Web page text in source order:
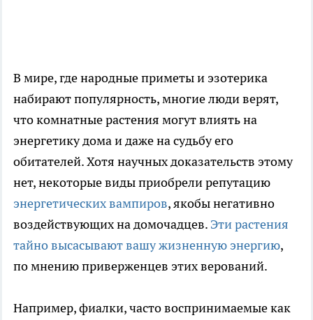
В мире, где народные приметы и эзотерика
набирают популярность, многие люди верят,
что комнатные растения могут влиять на
энергетику дома и даже на судьбу его
обитателей. Хотя научных доказательств этому
нет, некоторые виды приобрели репутацию
энергетических вампиров, якобы негативно
воздействующих на домочадцев. Эти растения
тайно высасывают вашу жизненную энергию,
по мнению приверженцев этих верований.
Например, фиалки, часто воспринимаемые как